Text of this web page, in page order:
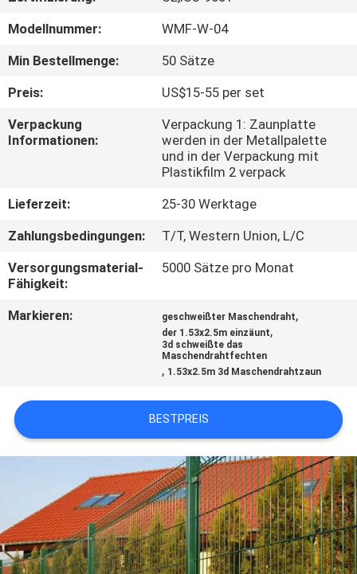
AUSFLUG
QUALITÄTSKONTROLLE
TRETEN
SIE
UNS
VERBINDUNG
NACHRICHTEN
EIN
ZITAT
SITEMAP
PRIVACY
POLICY
Modellnummer:
WMF-W-04
Min Bestellmenge:
50 Sätze
Preis:
US$15-55 per set
Verpackung
Informationen:
Verpackung 1: Zaunplatte
werden in der Metallpalette
und in der Verpackung mit
Plastikfilm 2 verpack
Lieferzeit:
25-30 Werktage
Zahlungsbedingungen:
T/T, Western Union, L/C
Versorgungsmaterial-
Fähigkeit:
5000 Sätze pro Monat
Markieren: geschweißter Maschendraht,
der 1.53x2.5m einzäunt,
3d schweißte das
Maschendrahtfechten
, 1.53x2.5m 3d Maschendrahtzaun
BESTPREIS